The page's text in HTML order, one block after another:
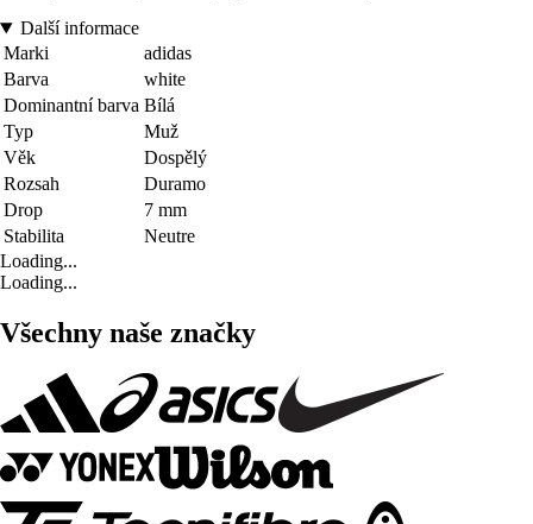
Další informace
Marki
adidas
Barva
white
Dominantní barva Bílá
Typ
Muž
Věk
Dospělý
Rozsah
Duramo
Drop
7 mm
Stabilita
Neutre
Loading...
Loading...
Všechny naše značky